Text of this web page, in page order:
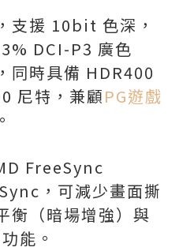
支援 10bit 色深，
DCI-P3 廣色
同時具備 HDR400
尼特，兼顧PG遊戲
FreeSync
，可減少畫面撕
衡（暗場增強）與
能。